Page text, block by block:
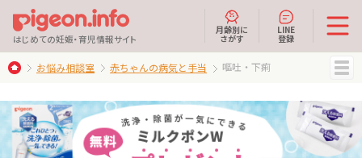
はじめての妊娠・育児情報サイト
月齢別に
さがす
LINE
登録
お悩み相談室 赤ちゃんの病気と手当 嘔吐・下痢